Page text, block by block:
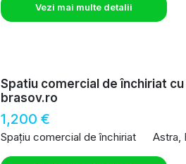
Vezi mai multe detalii
Spatiu comercial de închiriat
brasov.ro
1,200 €
Spațiu comercial de închiriat Astra,